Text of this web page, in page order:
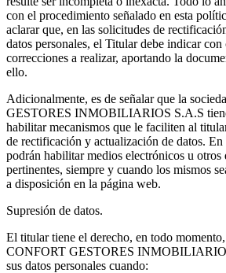
con el procedimiento señalado en esta
aclarar que, en las solicitudes de
datos personales, el Titular debe indicar con
correcciones a realizar, aportando la
ello.
Adicionalmente, es de señalar que la
GESTORES INMOBILIARIOS S.A.S
habilitar mecanismos que le faciliten al
de rectificación y actualización de datos. En
podrán habilitar medios electrónicos u otros
pertinentes, siempre y cuando los mismos
a disposición en la página web.
Supresión de datos.
El titular tiene el derecho, en todo
CONFORT GESTORES
sus datos personales cuando: